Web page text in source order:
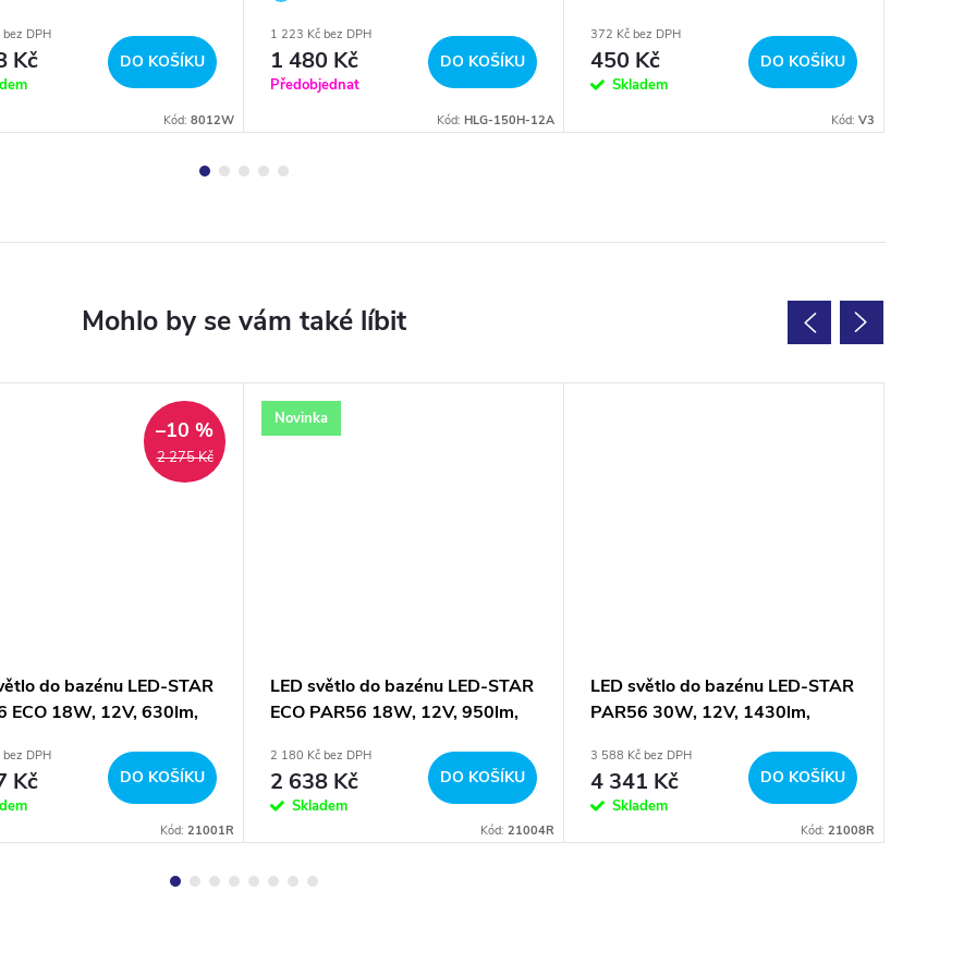
DPH
Kč DO KOŠÍKU
Kód: 8012W
1 223 Kč bez DPH
1 480 Kč
Předobjednat
DO KOŠÍKU
Kód: HLG-150H-12A
372 Kč bez DPH
450 Kč
Skladem
DO KOŠÍKU
Kód: V3
2 275 Kč
–10 %
do bazénu LED-STAR
ECO 18W, 12V, 630lm,
DPH
Kč DO KOŠÍKU
Kód: 21001R
Novinka
LED světlo do bazénu LED-STAR
ECO PAR56 18W, 12V, 950lm,
2 180 Kč bez DPH
2 638 Kč
Skladem
DO KOŠÍKU
Kód: 21004R
LED světlo do bazénu LED-STAR
PAR56 30W, 12V, 1430lm,
3 588 Kč bez DPH
4 341 Kč
Skladem
DO KOŠÍKU
Kód: 21008R